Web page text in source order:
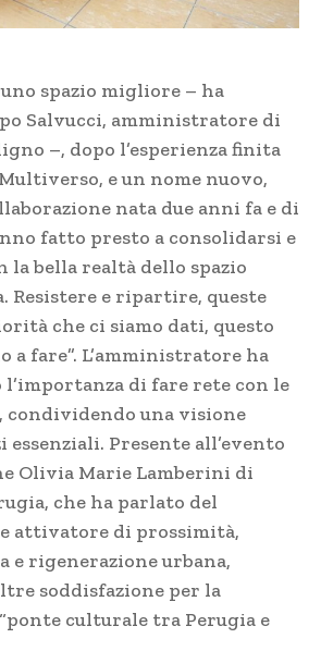
spazio migliore – ha
Salvucci, amministratore di
–, dopo l’esperienza finita
e un nome nuovo,
nata due anni fa e di
fatto presto a consolidarsi e
la bella realtà dello spazio
Resistere e ripartire, queste
che ci siamo dati, questo
a fare”. L’amministratore ha
di fare rete con le
condividendo una visione
essenziali. Presente all’evento
Olivia Marie Lamberini di
che ha parlato del
attivatore di prossimità,
e rigenerazione urbana,
soddisfazione per la
culturale tra Perugia e